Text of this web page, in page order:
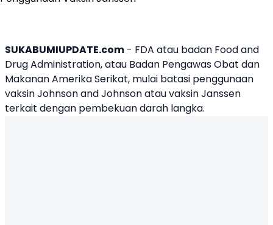
SUKABUMIUPDATE.com - FDA atau badan Food and
Drug Administration, atau Badan Pengawas Obat dan
Makanan Amerika Serikat, mulai batasi penggunaan
vaksin Johnson and Johnson atau vaksin Janssen
terkait dengan pembekuan darah langka.